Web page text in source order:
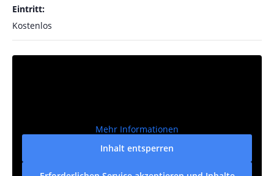
Eintritt:
Kostenlos
Mehr Informationen
Inhalt entsperren